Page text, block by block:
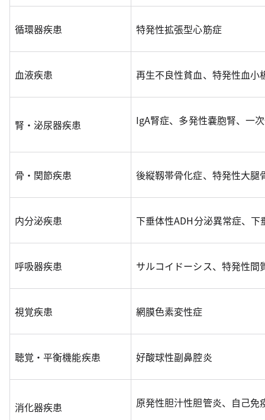
循環器疾患 特発性拡張型心筋症
血液疾患 再生不良性貧血、特発性血
腎・泌尿器疾患 IgA腎症、多発性嚢胞腎、一
骨・関節疾患 後縦靱帯骨化症、特発性大腿
内分泌疾患 下垂体性ADH分泌異常症、
呼吸器疾患 サルコイドーシス、特発性間
視覚疾患 網膜色素変性症
聴覚・平衡機能疾患 好酸球性副鼻腔炎
消化器疾患 原発性胆汁性胆管炎、自己